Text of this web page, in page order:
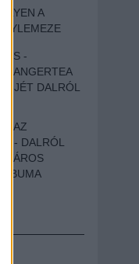
ILYEN A
-
ANGERTEA
JÉT DALRÓL
AZ
- DALRÓL
VÁROS